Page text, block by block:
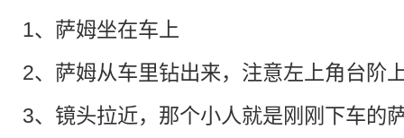
1、萨姆坐在车上
2、萨姆从车里钻出来，注意左上角
3、镜头拉近，那个小人就是刚刚下